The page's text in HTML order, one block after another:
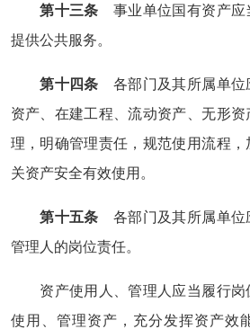
第十三条 事业单位国有资产应
提供公共服务。
第十四条 各部门及其所属单位
资产、在建工程、流动资产、无形
理，明确管理责任，规范使用流程
关资产安全有效使用。
第十五条 各部门及其所属单位
管理人的岗位责任。
资产使用人、管理人应当履行
使用、管理资产，充分发挥资产效